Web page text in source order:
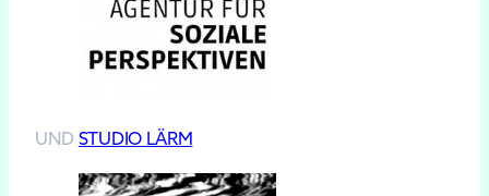
UND STUDIO LÄRM